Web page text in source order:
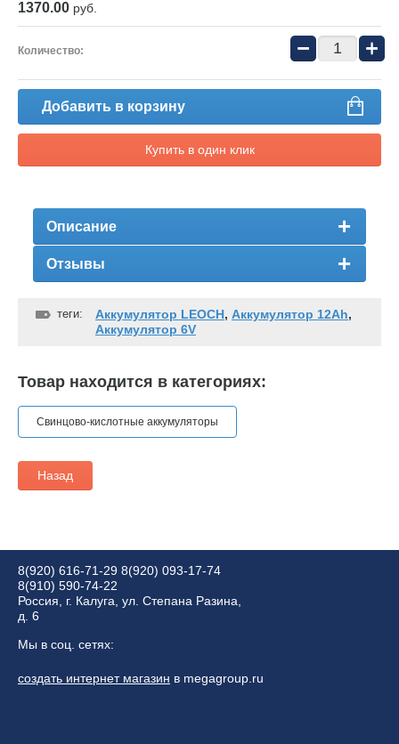
1370.00 руб.
Количество: − +
Добавить в корзину
Купить в один клик
Описание
Отзывы
теги: Аккумулятор LEOCH, Аккумулятор 12Ah,
Аккумулятор 6V
Товар находится в категориях:
Свинцово-кислотные аккумуляторы
Назад
8(920) 616-71-29 8(920) 093-17-74
8(910) 590-74-22
Россия, г. Калуга, ул. Степана Разина,
д. 6
Мы в соц. сетях:
создать интернет магазин в megagroup.ru